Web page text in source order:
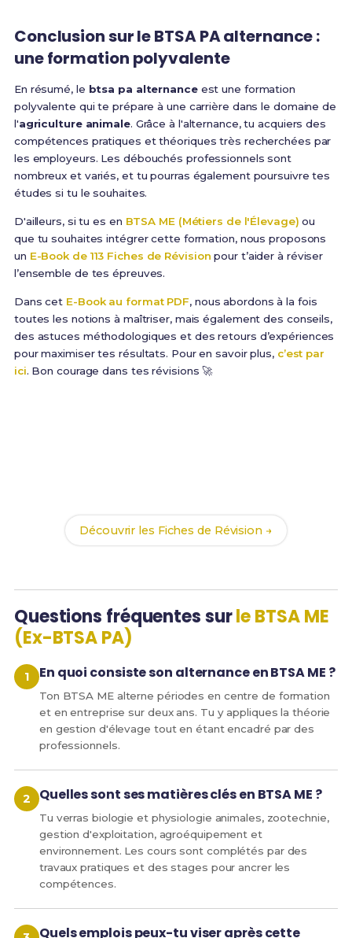
Conclusion sur le BTSA PA alternance :
une formation polyvalente
En résumé, le btsa pa alternanceest une formation
polyvalente qui te prépare à une carrière dans le domaine de
l'agriculture animale. Grâce à l'alternance, tu acquiers des
compétences pratiques et théoriques très recherchées par
les employeurs. Les débouchés professionnels sont
nombreux et variés, et tu pourras également poursuivre tes
études si tu le souhaites.
D'ailleurs, si tu es en BTSA ME (Métiers de l'Élevage) ou
que tu souhaites intégrer cette formation, nous proposons
un E-Book de 113 Fiches de Révision pour t’aider à réviser
l’ensemble de tes épreuves.
Dans cet E-Book au format PDF, nous abordons à la fois
toutes les notions à maîtriser, mais également des conseils,
des astuces méthodologiques et des retours d’expériences
pour maximiser tes résultats. Pour en savoir plus, c’est par
ici. Bon courage dans tes révisions 🚀
Découvrir les Fiches de Révision →
Questions fréquentes surle BTSA ME
(Ex-BTSA PA)
En quoi consiste son alternance en BTSA ME ?
Ton BTSA ME alterne périodes en centre de formation
et en entreprise sur deux ans. Tu y appliques la théorie
en gestion d'élevage tout en étant encadré par des
professionnels.
Quelles sont ses matières clés en BTSA ME ?
Tu verras biologie et physiologie animales, zootechnie,
gestion d'exploitation, agroéquipement et
environnement. Les cours sont complétés par des
travaux pratiques et des stages pour ancrer les
compétences.
Quels emplois peux-tu viser après cette